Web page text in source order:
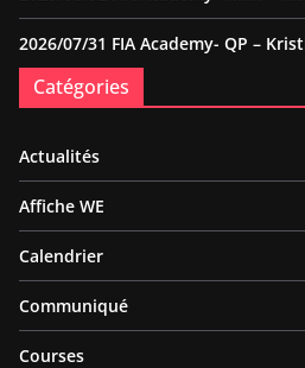
2026/07/31 FIA Academy- QP –
Catégories
Actualités
Affiche WE
Calendrier
Communiqué
Courses